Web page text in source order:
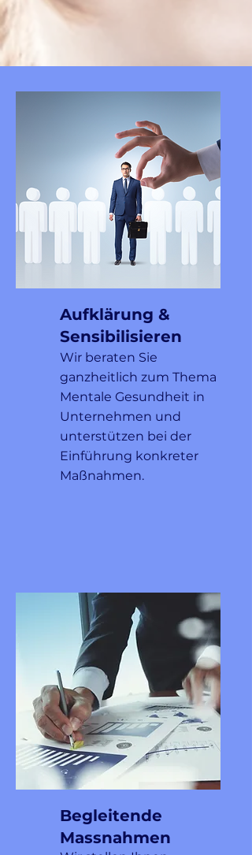
Aufklärung &
Sensibilisieren
Wir beraten Sie
ganzheitlich zum Thema
Mentale Gesundheit in
Unternehmen und
unterstützen bei der
Einführung konkreter
Maßnahmen.
Begleitende
Massnahmen